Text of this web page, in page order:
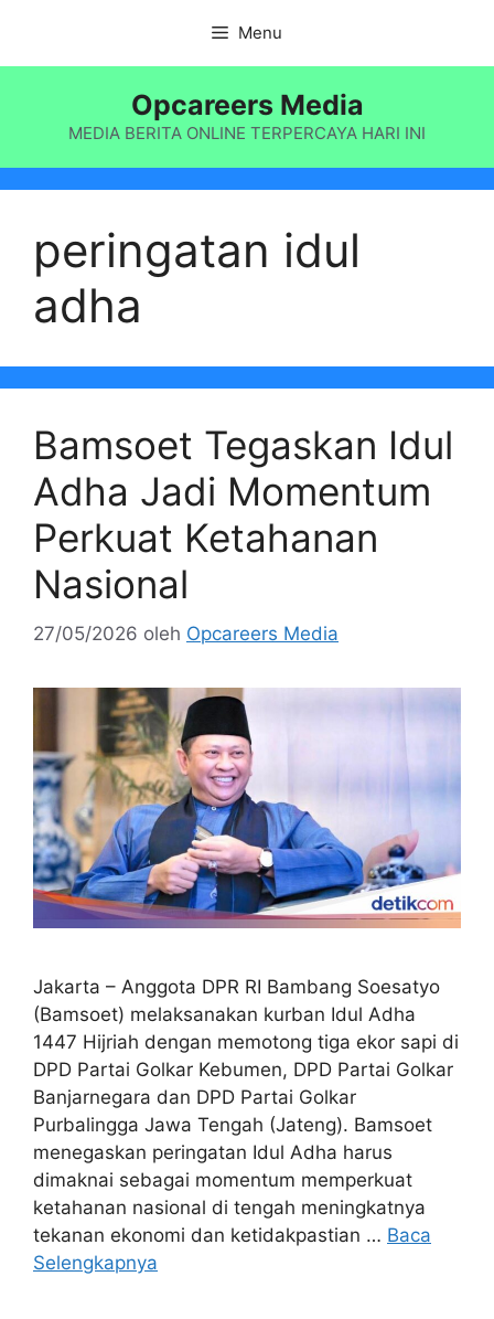
isi
Menu
Opcareers Media
MEDIA BERITA ONLINE TERPERCAYA HARI INI
peringatan idul
adha
Bamsoet Tegaskan Idul
Adha Jadi Momentum
Perkuat Ketahanan
Nasional
27/05/2026 oleh Opcareers Media
Jakarta – Anggota DPR RI Bambang Soesatyo
(Bamsoet) melaksanakan kurban Idul Adha
1447 Hijriah dengan memotong tiga ekor sapi di
DPD Partai Golkar Kebumen, DPD Partai Golkar
Banjarnegara dan DPD Partai Golkar
Purbalingga Jawa Tengah (Jateng). Bamsoet
menegaskan peringatan Idul Adha harus
dimaknai sebagai momentum memperkuat
ketahanan nasional di tengah meningkatnya
tekanan ekonomi dan ketidakpastian … Baca
Selengkapnya